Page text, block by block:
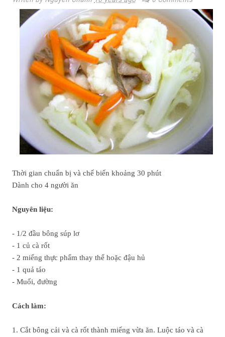
Thời gian chuẩn bị và chế biến khoảng 30 phút
Dành cho 4 người ăn
Nguyên liệu:
- 1/2 đầu bông súp lơ
- 1 củ cà rốt
- 2 miếng thực phẩm thay thể hoặc đậu hủ
- 1 quả táo
- Muối, đường
Cách làm:
1. Cắt bông cải và cà rốt thành miếng vừa ăn. Luộc táo và cà